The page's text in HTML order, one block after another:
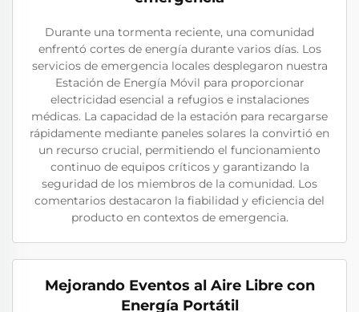
Durante una tormenta reciente, una comunidad
enfrentó cortes de energía durante varios días. Los
servicios de emergencia locales desplegaron nuestra
Estación de Energía Móvil para proporcionar
electricidad esencial a refugios e instalaciones
médicas. La capacidad de la estación para recargarse
rápidamente mediante paneles solares la convirtió en
un recurso crucial, permitiendo el funcionamiento
continuo de equipos críticos y garantizando la
seguridad de los miembros de la comunidad. Los
comentarios destacaron la fiabilidad y eficiencia del
producto en contextos de emergencia.
Mejorando Eventos al Aire Libre con
Energía Portátil